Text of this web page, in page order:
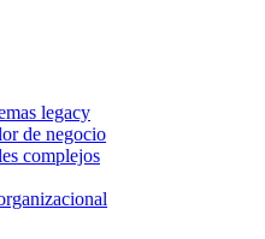
legacy
de negocio
complejos